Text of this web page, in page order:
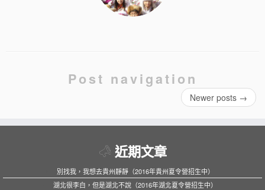
Post navigation
Newer posts →
近期文章
別找我，我想去貴州靜靜（2016年貴州夏令營招生中）
湖北很李白，但是湖北不說（2016年湖北夏令營招生中）